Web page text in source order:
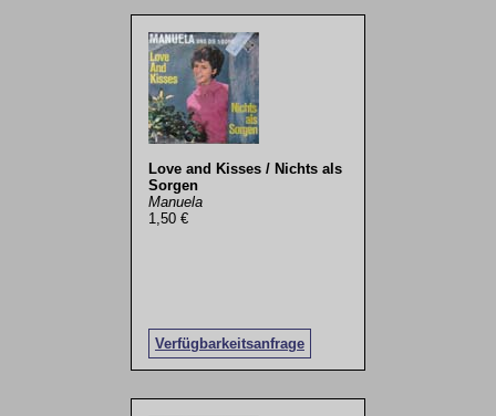
Love and Kisses / Nichts als
Sorgen
Manuela
1,50 €
Verfügbarkeitsanfrage